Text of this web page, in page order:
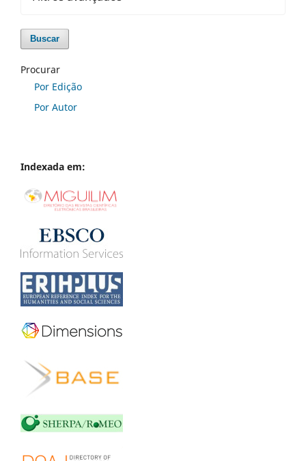
Buscar
Procurar
Por Edição
Por Autor
Indexada em: